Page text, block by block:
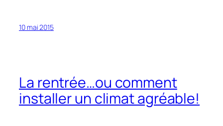
10 mai 2015
La rentrée…ou comment
installer un climat agréable!